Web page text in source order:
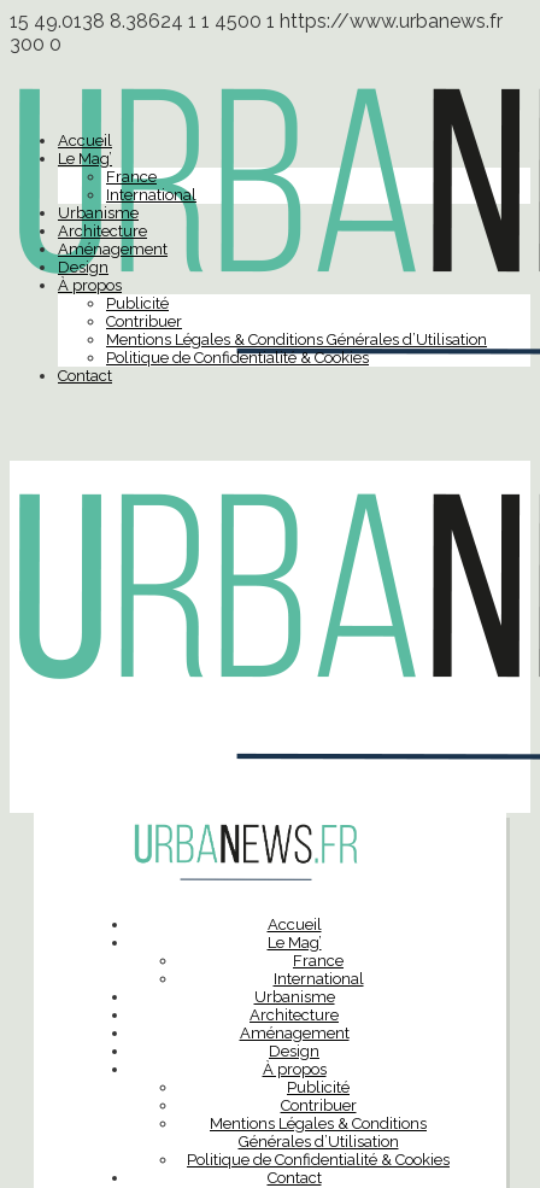
15 49.0138 8.38624 1 1 4500 1 https://www.urbanews.fr
300 0
Accueil
Le Mag’
France
International
Urbanisme
Architecture
Aménagement
Design
À propos
Publicité
Contribuer
Mentions Légales & Conditions Générales d’Utilisation
Politique de Confidentialité & Cookies
Contact
Accueil
Le Mag’
France
International
Urbanisme
Architecture
Aménagement
Design
À propos
Publicité
Contribuer
Mentions Légales & Conditions
Générales d’Utilisation
Politique de Confidentialité & Cookies
Contact